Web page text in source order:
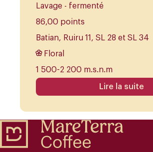
Lavage - fermenté
86,00 points
Batian, Ruiru 11, SL 28 et SL 34
Floral
1 500-2 200 m.s.n.m
Lire la suite